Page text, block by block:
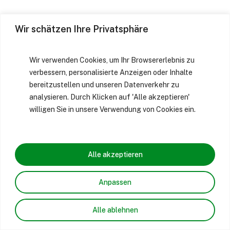
Wir schätzen Ihre Privatsphäre
Wir verwenden Cookies, um Ihr Browsererlebnis zu
verbessern, personalisierte Anzeigen oder Inhalte
bereitzustellen und unseren Datenverkehr zu
analysieren. Durch Klicken auf 'Alle akzeptieren'
willigen Sie in unsere Verwendung von Cookies ein.
Anpassen
Alle ablehnen
Alle akzeptieren